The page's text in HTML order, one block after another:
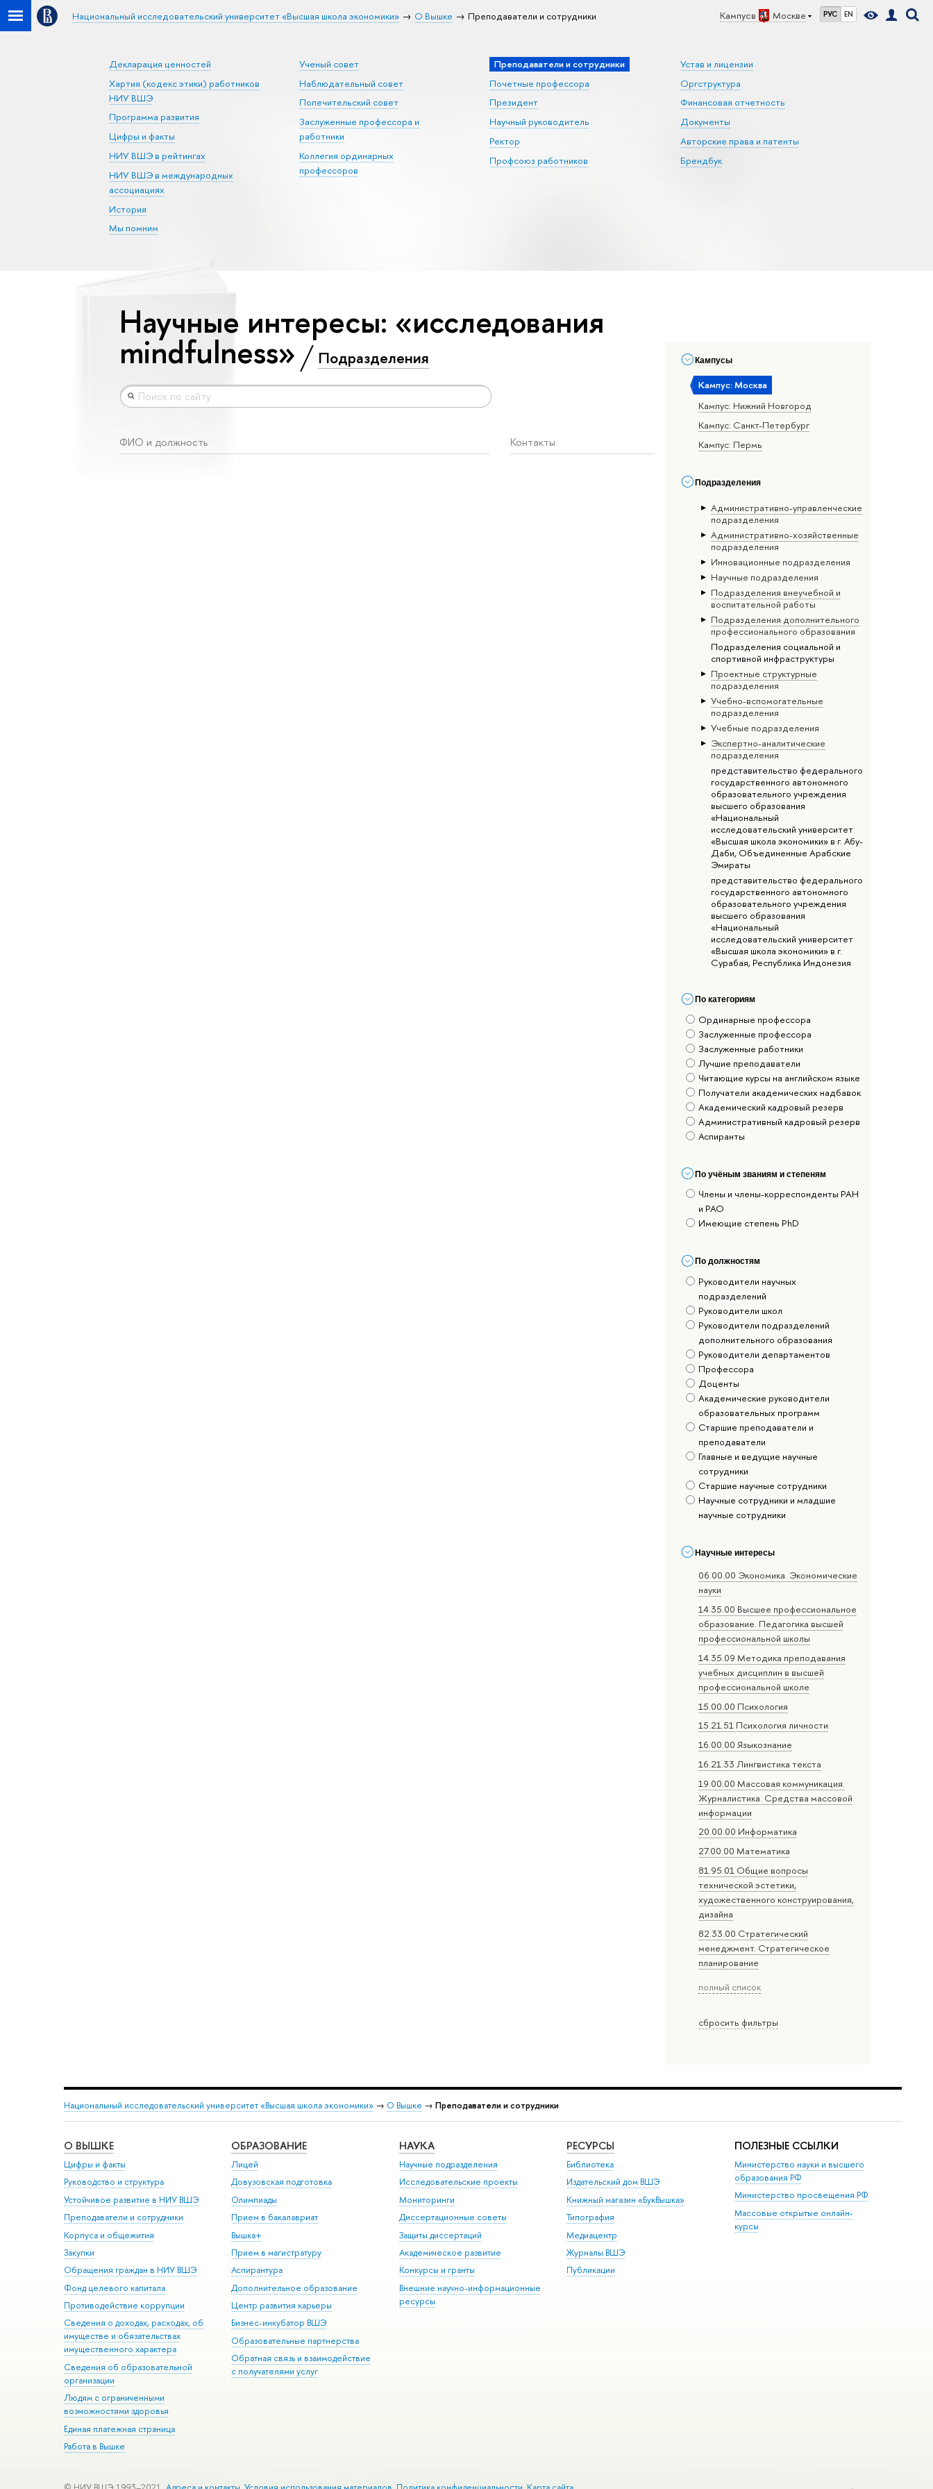
Кампус в Москве РУС EN
Национальный исследовательский университет «Высшая школа экономики» О Вышке Преподаватели и сотрудники
Декларация ценностей
Хартия (кодекс этики) работников
НИУ ВШЭ
Программа развития
Цифры и факты
НИУ ВШЭ в рейтингах
НИУ ВШЭ в международных
ассоциациях
История
Мы помним
Ученый совет
Наблюдательный совет
Попечительский совет
Заслуженные профессора и
работники
Коллегия ординарных
профессоров
Преподаватели и сотрудники
Почетные профессора
Президент
Научный руководитель
Ректор
Профсоюз работников
Устав и лицензии
Оргструктура
Финансовая отчетность
Документы
Авторские права и патенты
Брендбук
Кампусы
Кампус: Москва
Кампус: Нижний Новгород
Кампус: Санкт-Петербург
Кампус: Пермь
Подразделения
Административно-управленческие
подразделения
Административно-хозяйственные
подразделения
Инновационные подразделения
Научные подразделения
Подразделения внеучебной и
воспитательной работы
Подразделения дополнительного
профессионального образования
Подразделения социальной и
спортивной инфраструктуры
Проектные структурные
подразделения
Учебно-вспомогательные
подразделения
Учебные подразделения
Экспертно-аналитические
подразделения
представительство федерального
государственного автономного
образовательного учреждения
высшего образования
«Национальный
исследовательский университет
«Высшая школа экономики» в г. Абу-
Даби, Объединенные Арабские
Эмираты
представительство федерального
государственного автономного
образовательного учреждения
высшего образования
«Национальный
исследовательский университет
«Высшая школа экономики» в г.
Сурабая, Республика Индонезия
По категориям
Ординарные профессора
Заслуженные профессора
Заслуженные работники
Лучшие преподаватели
Читающие курсы на английском языке
Получатели академических надбавок
Академический кадровый резерв
Административный кадровый резерв
Аспиранты
По учёным званиям и степеням
Члены и члены-корреспонденты РАН
и РАО
Имеющие степень PhD
По должностям
Руководители научных
подразделений
Руководители школ
Руководители подразделений
дополнительного образования
Руководители департаментов
Профессора
Доценты
Академические руководители
образовательных программ
Старшие преподаватели и
преподаватели
Главные и ведущие научные
сотрудники
Старшие научные сотрудники
Научные сотрудники и младшие
научные сотрудники
Научные интересы
06.00.00 Экономика. Экономические
науки
14.35.00 Высшее профессиональное
образование. Педагогика высшей
профессиональной школы
14.35.09 Методика преподавания
учебных дисциплин в высшей
профессиональной школе
15.00.00 Психология
15.21.51 Психология личности
16.00.00 Языкознание
16.21.33 Лингвистика текста
19.00.00 Массовая коммуникация.
Журналистика. Средства массовой
информации
20.00.00 Информатика
27.00.00 Математика
81.95.01 Общие вопросы
технической эстетики,
художественного конструирования,
дизайна
82.33.00 Стратегический
менеджмент. Стратегическое
планирование
полный список
сбросить фильтры
Научные интересы: «исследования
mindfulness» Подразделения
ФИО и должность Контакты
Национальный исследовательский университет «Высшая школа экономики» → О Вышке → Преподаватели и сотрудники
О ВЫШКЕ
Цифры и факты
Руководство и структура
Устойчивое развитие в НИУ ВШЭ
Преподаватели и сотрудники
Корпуса и общежития
Закупки
Обращения граждан в НИУ ВШЭ
Фонд целевого капитала
Противодействие коррупции
Сведения о доходах, расходах, об
имуществе и обязательствах
имущественного характера
Сведения об образовательной
организации
Людям с ограниченными
возможностями здоровья
Единая платежная страница
Работа в Вышке
ОБРАЗОВАНИЕ
Лицей
Довузовская подготовка
Олимпиады
Прием в бакалавриат
Вышка+
Прием в магистратуру
Аспирантура
Дополнительное образование
Центр развития карьеры
Бизнес-инкубатор ВШЭ
Образовательные партнерства
Обратная связь и взаимодействие
с получателями услуг
НАУКА
Научные подразделения
Исследовательские проекты
Мониторинги
Диссертационные советы
Защиты диссертаций
Академическое развитие
Конкурсы и гранты
Внешние научно-информационные
ресурсы
РЕСУРСЫ
Библиотека
Издательский дом ВШЭ
Книжный магазин «БукВышка»
Типография
Медиацентр
Журналы ВШЭ
Публикации
ПОЛЕЗНЫЕ ССЫЛКИ
Министерство науки и высшего
образования РФ
Министерство просвещения РФ
Массовые открытые онлайн-
курсы